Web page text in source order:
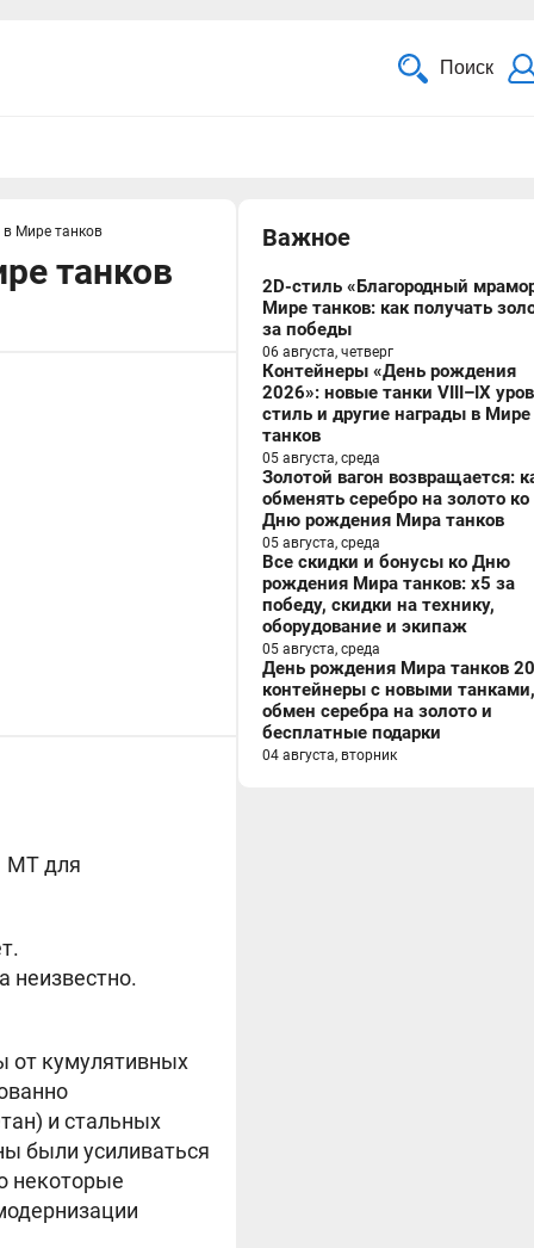
Поиск
в Мире танков
танков
МТ для
неизвестно.
от кумулятивных
и стальных
были усиливаться
некоторые
Важное
2D-стиль «Благородный
Мире танков: как получать
за победы
06 августа, четверг
Контейнеры «День рождения
2026»: новые танки VIII–IX
стиль и другие награды в Мире
танков
05 августа, среда
Золотой вагон возвращается:
обменять серебро на золото ко
Дню рождения Мира танков
05 августа, среда
Все скидки и бонусы ко Дню
рождения Мира танков: x5 за
победу, скидки на технику,
оборудование и экипаж
05 августа, среда
День рождения Мира танков
контейнеры с новыми танками,
обмен серебра на золото и
бесплатные подарки
04 августа, вторник